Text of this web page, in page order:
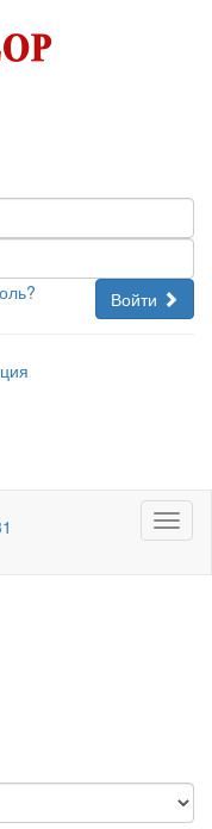
Войти
Меню